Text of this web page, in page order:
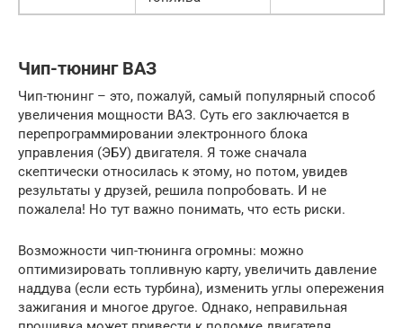
Чип-тюнинг ВАЗ
Чип-тюнинг – это, пожалуй, самый популярный способ
увеличения мощности ВАЗ. Суть его заключается в
перепрограммировании электронного блока
управления (ЭБУ) двигателя. Я тоже сначала
скептически относилась к этому, но потом, увидев
результаты у друзей, решила попробовать. И не
пожалела! Но тут важно понимать, что есть риски.
Возможности чип-тюнинга огромны: можно
оптимизировать топливную карту, увеличить давление
наддува (если есть турбина), изменить углы опережения
зажигания и многое другое. Однако, неправильная